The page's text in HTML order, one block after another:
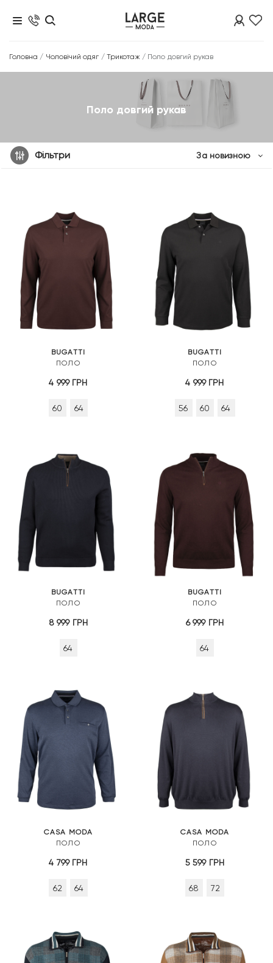
Головна / Чоловічий одяг / Трикотаж / Поло довгий рукав
Поло довгий рукав
Фільтри За новизною
BUGATTI
ПОЛО
4 999 ГРН
60 64
BUGATTI
ПОЛО
4 999 ГРН
56 60 64
BUGATTI
ПОЛО
8 999 ГРН
64
BUGATTI
ПОЛО
6 999 ГРН
64
CASA MODA
ПОЛО
4 799 ГРН
62 64
CASA MODA
ПОЛО
5 599 ГРН
68 72